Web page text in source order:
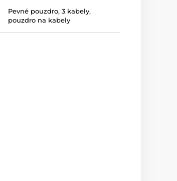
Pevné pouzdro, 3 kabely,
pouzdro na kabely